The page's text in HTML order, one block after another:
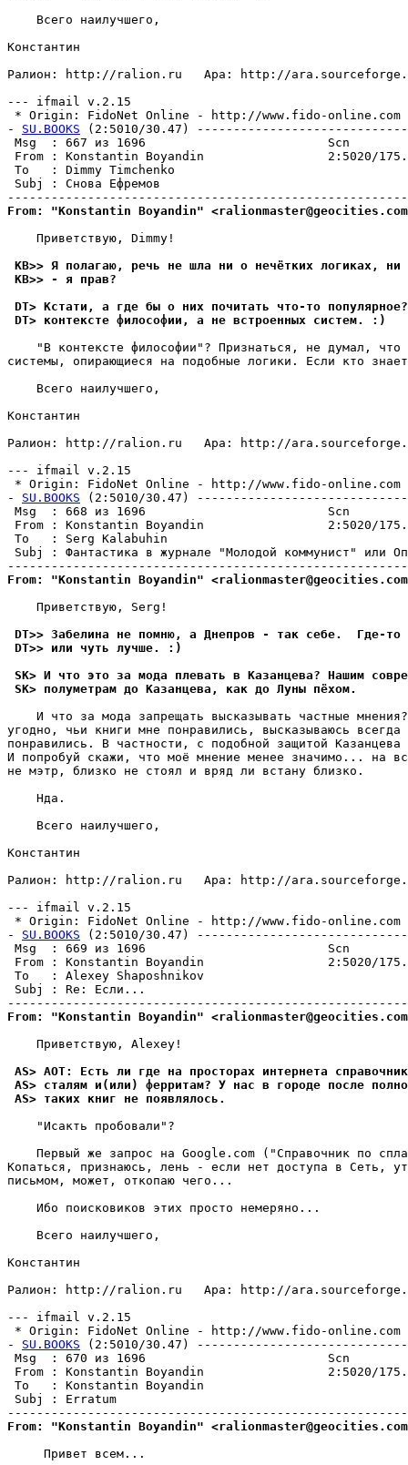
    Всего наилучшего,
Константин
Ралион: http://ralion.ru   Ара: http://
--- ifmail v.2.15
* Origin: FidoNet Online - http://www.fido-online.com
- SU.BOOKS (2:5010/30.47)
Msg  : 667 из 1696
From : Konstantin Boyandin                 2:5020/
To   : Dimmy Timchenko
Subj : Снова
From: "Konstantin Boyandin"
    Приветствую, Dimmy!
KB>> Я полагаю, речь не шла ни о нечётких логиках, ни
KB>> - я прав?
DT> Кстати, а где бы о них почитать что-то
DT> контексте философии, а не встроенных систем. :)
"В контексте философии"? Признаться, не думал, что
системы, опирающиеся на подобные логики. Если кто
    Всего наилучшего,
Константин
Ралион: http://ralion.ru   Ара: http://
--- ifmail v.2.15
* Origin: FidoNet Online - http://www.fido-online.com
- SU.BOOKS (2:5010/30.47)
Msg  : 668 из 1696
From : Konstantin Boyandin                 2:5020/
To   : Serg Kalabuhin
Subj : Фантастика в журнале "Молодой коммунист"
From: "Konstantin Boyandin"
    Приветствую, Serg!
DT>> Забелина не помню, а Днепров - так себе.  Где-то
DT>> или чуть лучше. :)
SK> И что это за мода плевать в Казанцева? Нашим
SK> полуметрам до Казанцева, как до Луны пёхом.
И что за мода запрещать высказывать частные
угодно, чьи книги мне понравились, высказываюсь всегда
понравились. В частности, с подобной защитой
И попробуй скажи, что моё мнение менее значимо... на
не мэтр, близко не стоял и вряд ли встану близко.
    Hда.
    Всего наилучшего,
Константин
Ралион: http://ralion.ru   Ара: http://
--- ifmail v.2.15
* Origin: FidoNet Online - http://www.fido-online.com
- SU.BOOKS (2:5010/30.47)
Msg  : 669 из 1696
From : Konstantin Boyandin                 2:5020/
To   : Alexey Shaposhnikov
Subj : Re:
From: "Konstantin Boyandin"
    Приветствую, Alexey!
AS> AOT: Есть ли где на просторах интернета
AS> сталям и(или) ферритам? У нас в городе после
AS> таких книг не появлялось.
    "Исакть пробовали"?
Первый же запрос на Google.com ("Справочник по
Копаться, признаюсь, лень - если нет доступа в Сеть,
письмом, может, откопаю чего...
    Ибо поисковиков этих просто немеряно...
    Всего наилучшего,
Константин
Ралион: http://ralion.ru   Ара: http://
--- ifmail v.2.15
* Origin: FidoNet Online - http://www.fido-online.com
- SU.BOOKS (2:5010/30.47)
Msg  : 670 из 1696
From : Konstantin Boyandin                 2:5020/
To   : Konstantin Boyandin
Subj :
From: "Konstantin Boyandin"
     Привет всем...